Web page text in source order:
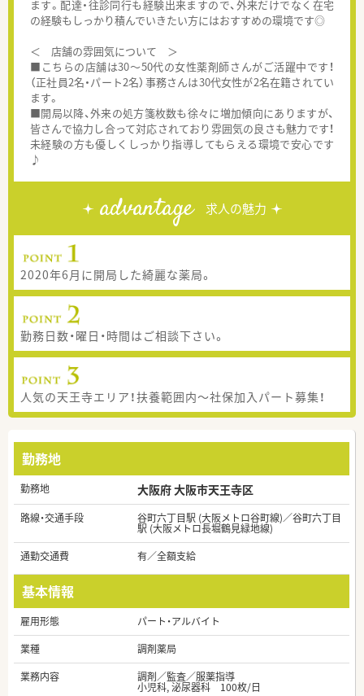
ます。配達・往診同行も経験出来ますので、外来だけでなく在宅
の経験もしっかり積んでいきたい方にはおすすめの環境です◎
＜ 店舗の雰囲気について ＞
■こちらの店舗は30～50代の女性薬剤師さんがご活躍中です！
（正社員2名・パート2名）事務さんは30代女性が2名在籍されてい
ます。
■開局以降、外来の処方箋枚数も徐々に増加傾向にありますが、
皆さんで協力し合って対応されており雰囲気の良さも魅力です！
未経験の方も優しくしっかり指導してもらえる環境で安心です
♪
advantage 求人の魅力
2020年6月に開局した綺麗な薬局。
勤務日数・曜日・時間はご相談下さい。
人気の天王寺エリア！扶養範囲内～社保加入パート募集！
勤務地
勤務地 大阪府 大阪市天王寺区
路線・交通手段 谷町六丁目駅 (大阪メトロ谷町線)／谷町六丁目
駅 (大阪メトロ長堀鶴見緑地線)
通勤交通費
有／全額支給
基本情報
雇用形態
パート・アルバイト
業種
調剤薬局
業務内容
調剤／監査／服薬指導
小児科, 泌尿器科 100枚/日